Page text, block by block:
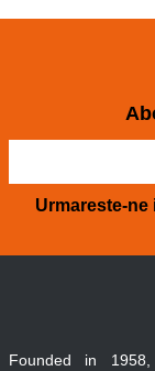
Urmareste-ne
Founded in